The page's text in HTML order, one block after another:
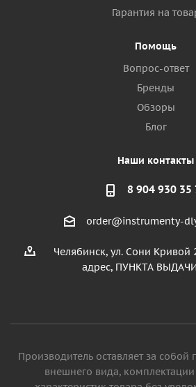
Гарантия на
Помощь
Вопрос-ответ
Бренды
Обзоры
Блог
Наши контакты
8 904 930 35
order@instrumenty-
Челябинск, ул. Сони Кривой
адрес, ПУНКТА
Производитель оставляет за
внешнего вида, комплектации